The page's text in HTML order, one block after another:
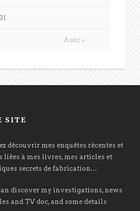
Août »
31
SITE
découvrir mes enquêtes récentes et
liées à mes livres, mes articles et
secrets de fabrication…
discover my investigations, news
and TV doc, and some details